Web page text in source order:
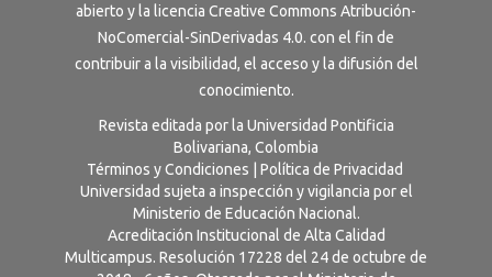
abierto y la licencia Creative Commons Atribución-
NoComercial-SinDerivadas 4.0. con el fin de
contribuir a la visibilidad, el acceso y la difusión del
conocimiento.
Revista editada por la Universidad Pontificia
Bolivariana, Colombia
Términos y Condiciones
Política de Privacidad
Universidad sujeta a inspección y vigilancia por el
Ministerio de Educación Nacional.
Acreditación Institucional de Alta Calidad
Multicampus. Resolución 17228 del 24 de octubre de